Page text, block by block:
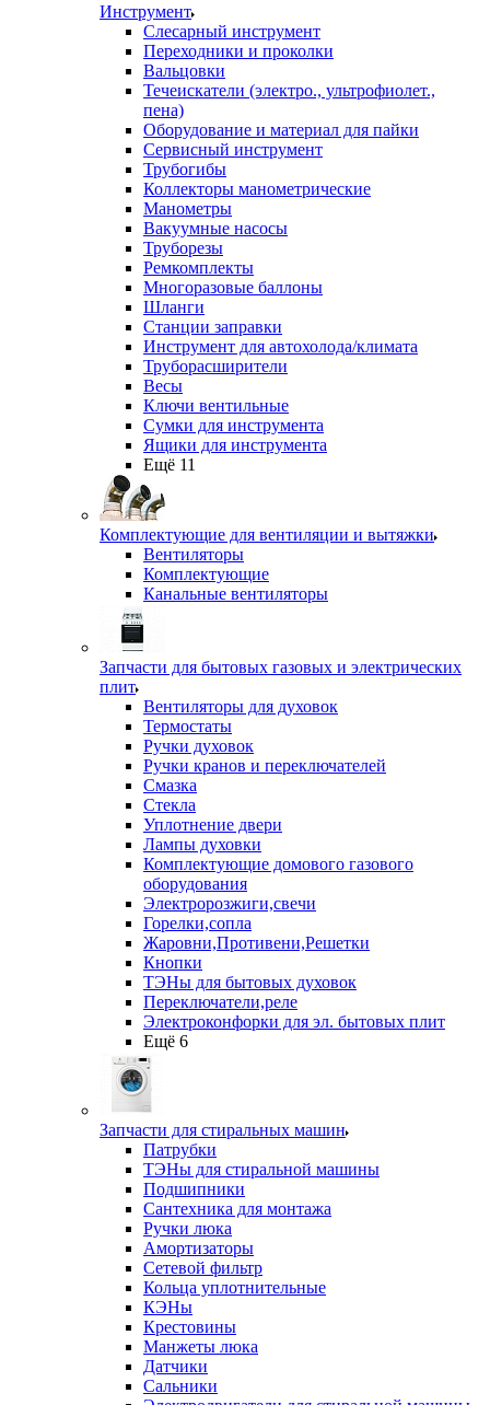
Инструмент
Слесарный инструмент
Переходники и проколки
Вальцовки
Течеискатели (электро., ультрофиолет.,
пена)
Оборудование и материал для пайки
Сервисный инструмент
Трубогибы
Коллекторы манометрические
Манометры
Вакуумные насосы
Труборезы
Ремкомплекты
Многоразовые баллоны
Шланги
Станции заправки
Инструмент для автохолода/климата
Труборасширители
Весы
Ключи вентильные
Сумки для инструмента
Ящики для инструмента
Ещё 11
Комплектующие для вентиляции и вытяжки
Вентиляторы
Комплектующие
Канальные вентиляторы
Запчасти для бытовых газовых и электрических
плит
Вентиляторы для духовок
Термостаты
Ручки духовок
Ручки кранов и переключателей
Смазка
Стекла
Уплотнение двери
Лампы духовки
Комплектующие домового газового
оборудования
Электророзжиги,свечи
Горелки,сопла
Жаровни,Противени,Решетки
Кнопки
ТЭНы для бытовых духовок
Переключатели,реле
Электроконфорки для эл. бытовых плит
Ещё 6
Запчасти для стиральных машин
Патрубки
ТЭНы для стиральной машины
Подшипники
Сантехника для монтажа
Ручки люка
Амортизаторы
Сетевой фильтр
Кольца уплотнительные
КЭНы
Крестовины
Манжеты люка
Датчики
Сальники